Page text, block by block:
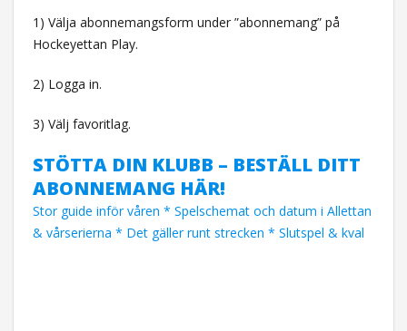
1) Välja abonnemangsform under ”abonnemang” på
Hockeyettan Play.
2) Logga in.
3) Välj favoritlag.
STÖTTA DIN KLUBB – BESTÄLL DITT
ABONNEMANG HÄR!
Stor guide inför våren * Spelschemat och datum i Allettan
& vårserierna * Det gäller runt strecken * Slutspel & kval